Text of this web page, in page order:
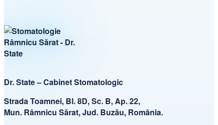
Dr. State – Cabinet Stomatologic
Strada Toamnei, Bl. 8D, Sc. B, Ap. 22,
Mun. Râmnicu Sărat, Jud. Buzău, România.